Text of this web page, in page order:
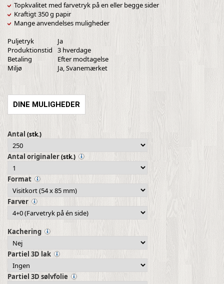
Topkvalitet med farvetryk på en eller begge sider
Kraftigt 350 g papir
Mange anvendelses muligheder
Puljetryk
Ja
Produktionstid
3 hverdage
Betaling
Efter modtagelse
Miljø
Ja, Svanemærket
DINE MULIGHEDER
Antal (stk.)
Antal originaler(stk.)
Format
Farver
Kachering
Partiel 3D lak
Partiel 3D sølvfolie